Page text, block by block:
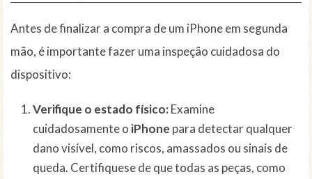
Antes de finalizar a compra de um iPhone em segunda
mão, é importante fazer uma inspeção cuidadosa do
dispositivo:
Verifique o estado físico:Examine
cuidadosamente o iPhone para detectar qualquer
dano visível, como riscos, amassados ou sinais de
queda. Certifiquese de que todas as peças, como